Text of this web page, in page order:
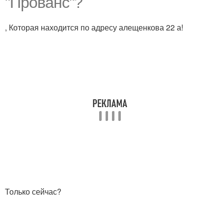
, Которая находится по адресу алещенкова 22 а!
Только сейчас?